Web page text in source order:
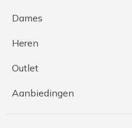
Dames
Heren
Outlet
Aanbiedingen